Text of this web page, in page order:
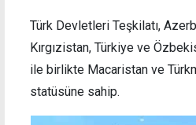
Türk Devletleri Teşkilatı,
Kırgızistan, Türkiye ve
ile birlikte Macaristan ve
statüsüne sahip.